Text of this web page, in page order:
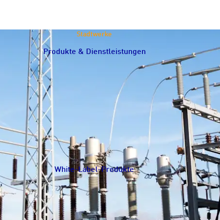
Stadtwerke
Produkte & Dienstleistungen
Navigation schließen
White-Label-Produkte
Navigation schließen